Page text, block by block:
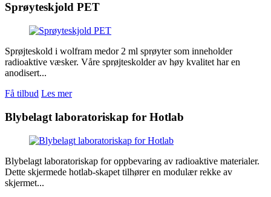
Sprøyteskjold PET
Sprøjteskold i wolfram medor 2 ml sprøyter som inneholder
radioaktive væsker. Våre sprøjteskolder av høy kvalitet har en
anodisert...
Få tilbud Les mer
Blybelagt laboratoriskap for Hotlab
Blybelagt laboratoriskap for oppbevaring av radioaktive materialer.
Dette skjermede hotlab-skapet tilhører en modulær rekke av
skjermet...